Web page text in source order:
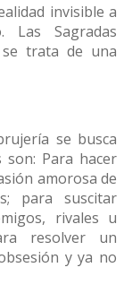
invisible a
Las Sagradas
se trata de una
se busca
son: Para hacer
amorosa de
para suscitar
rivales u
resolver un
y ya no